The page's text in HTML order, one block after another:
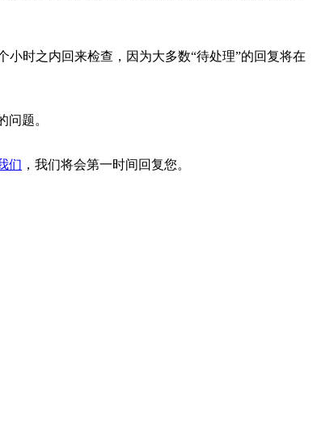
时之内回来检查，因为大多数“待处理”的回复将在
题。
们 ，我们将会第一时间回复您。